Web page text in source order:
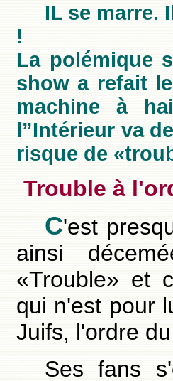
IL se marre.
!
La polémique
show a refait
machine à
l”Intérieur va
risque de
Trouble à
C'est
ainsi
«Trouble» et
qui n'est pour
Juifs, l'ordre
Ses fans